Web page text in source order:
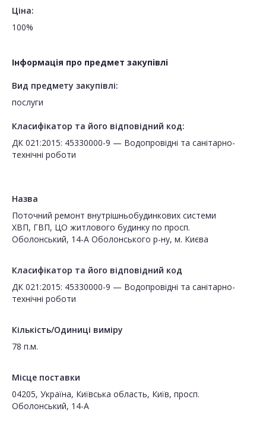
Ціна:
100%
Інформація про предмет закупівлі
Вид предмету закупівлі:
послуги
Класифікатор та його відповідний код:
ДК 021:2015: 45330000-9 — Водопровідні та санітарно-
технічні роботи
Назва
Поточний ремонт внутрішньобудинкових системи
ХВП, ГВП, ЦО житлового будинку по просп.
Оболонський, 14-А Оболонського р-ну, м. Києва
Класифікатор та його відповідний код
ДК 021:2015: 45330000-9 — Водопровідні та санітарно-
технічні роботи
Кількість/Одиниці виміру
78 п.м.
Місце поставки
04205, Україна, Київська область, Київ, просп.
Оболонський, 14-А